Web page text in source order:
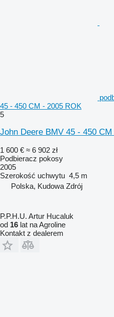
45 - 450 CM - 2005 ROK
5
John Deere BMV 45 - 450
1 600 € ≈ 6 902 zł
Podbieracz pokosy
2005
Szerokość uchwytu 4,5 m
Polska, Kudowa Zdrój
P.P.H.U. Artur Hucaluk
od 16 lat na Agroline
Kontakt z dealerem